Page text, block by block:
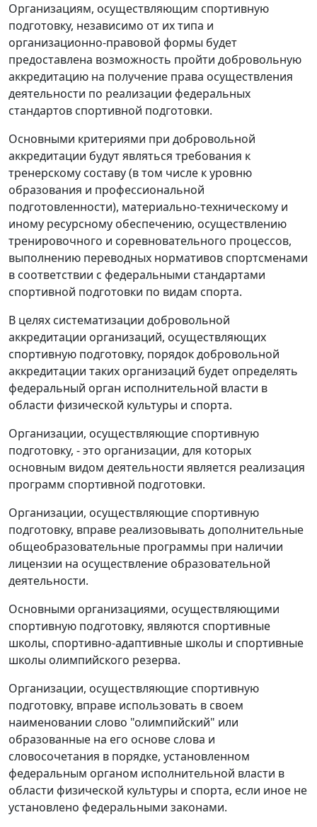
Организациям, осуществляющим спортивную
подготовку, независимо от их типа и
организационно-правовой формы будет
предоставлена возможность пройти добровольную
аккредитацию на получение права осуществления
деятельности по реализации федеральных
стандартов спортивной подготовки.
Основными критериями при добровольной
аккредитации будут являться требования к
тренерскому составу (в том числе к уровню
образования и профессиональной
подготовленности), материально-техническому и
иному ресурсному обеспечению, осуществлению
тренировочного и соревновательного процессов,
выполнению переводных нормативов спортсменами
в соответствии с федеральными стандартами
спортивной подготовки по видам спорта.
В целях систематизации добровольной
аккредитации организаций, осуществляющих
спортивную подготовку, порядок добровольной
аккредитации таких организаций будет определять
федеральный орган исполнительной власти в
области физической культуры и спорта.
Организации, осуществляющие спортивную
подготовку, - это организации, для которых
основным видом деятельности является реализация
программ спортивной подготовки.
Организации, осуществляющие спортивную
подготовку, вправе реализовывать дополнительные
общеобразовательные программы при наличии
лицензии на осуществление образовательной
деятельности.
Основными организациями, осуществляющими
спортивную подготовку, являются спортивные
школы, спортивно-адаптивные школы и спортивные
школы олимпийского резерва.
Организации, осуществляющие спортивную
подготовку, вправе использовать в своем
наименовании слово "олимпийский" или
образованные на его основе слова и
словосочетания в порядке, установленном
федеральным органом исполнительной власти в
области физической культуры и спорта, если иное не
установлено федеральными законами.